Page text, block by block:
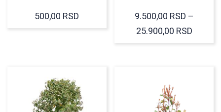
500,00 RSD 9.500,00 RSD –
25.900,00 RSD